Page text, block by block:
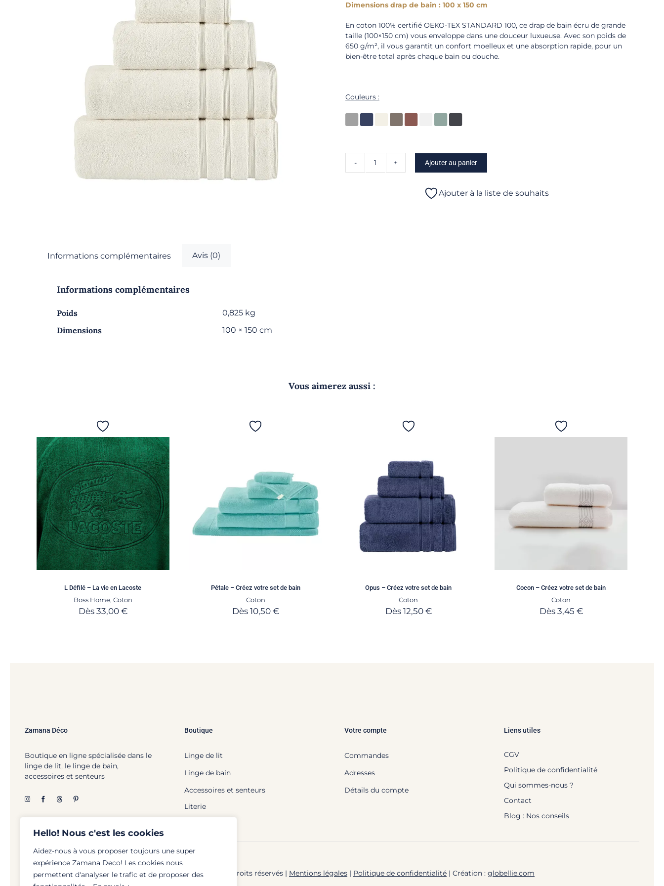
Hello! Nous c'est les cookies
Aidez-nous à vous proposer toujours une super
expérience Zamana Deco! Les cookies nous
permettent d'analyser le trafic et de proposer des
Dimensions drap de bain : 100 x 150 cm
En coton 100% certifié OEKO-TEX STANDARD 100, ce drap de bain écru de grande
taille (100×150 cm) vous enveloppe dans une douceur luxueuse. Avec son poids de
650 g/m², il vous garantit un confort moelleux et une absorption rapide, pour un
bien-être total après chaque bain ou douche.
Couleurs :
quantité
Ajouter au panier
Ajouter à la liste de souhaits
Informations complémentaires Avis (0)
Informations complémentaires
Poids 0,825 kg
Dimensions 100 × 150 cm
Vous aimerez aussi :
L Défilé – La vie en Lacoste
Boss Home, Coton
Dès 33,00 €
Pétale – Créez votre set de bain
Coton
Dès 10,50 €
Opus – Créez votre set de bain
Coton
Dès 12,50 €
Cocon – Créez votre set de bain
Coton
Dès 3,45 €
Zamana Déco
Boutique en ligne spécialisée dans le
linge de lit, le linge de bain,
accessoires et senteurs
Boutique
Linge de lit
Linge de bain
Accessoires et senteurs
Literie
Votre compte
Commandes
Adresses
Détails du compte
Liens utiles
CGV
Politique de confidentialité
Qui sommes-nous ?
Contact
Blog : Nos conseils
© Zamana Déco - 2026 | Tous droits réservés | Mentions légales | Politique de confidentialité | Création : globellie.com